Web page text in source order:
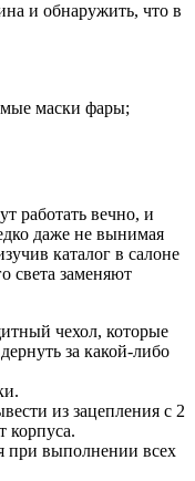
и обнаружить, что в
маски фары;
работать вечно, и
даже не вынимая
каталог в салоне
света заменяют
чехол, которые
за какой-либо
из зацепления с 2
корпуса.
при выполнении всех